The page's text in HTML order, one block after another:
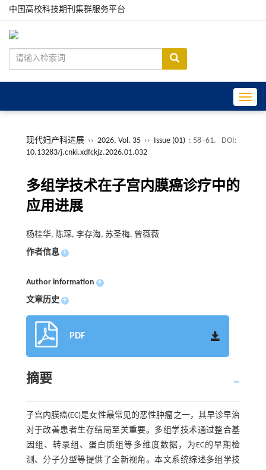
中国高校科技期刊集群服务平台
现代妇产科进展 ›› 2026, Vol. 35 ›› Issue (01) : 58 -61.
DOI:
10.13283/j.cnki.xdfckjz.2026.01.032
多组学技术在子宫内膜癌诊疗中的
应用进展
杨桂华, 陈琛, 李存海, 苏圣梅, 曾薇薇
作者信息 +
Author information +
文章历史 +
PDF
摘要
子宫内膜癌(EC)是女性最常见的恶性肿瘤之一，其早诊早治
对于改善患者生存结局至关重要。多组学技术通过整合基
因组、转录组、蛋白质组等多维度数据，为EC的早期检
测、分子分型等提供了全新视角。本文系统综述多组学技